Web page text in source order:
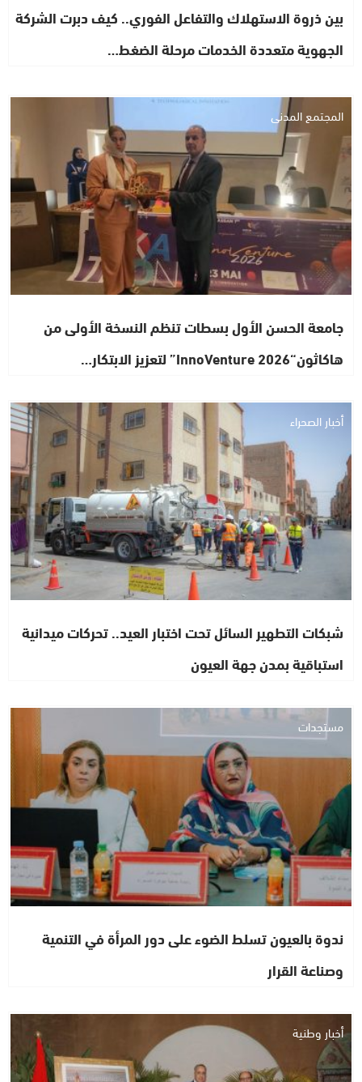
بين ذروة الاستهلاك والتفاعل الفوري.. كيف دبرت الشركة
الجهوية متعددة الخدمات مرحلة الضغط…
المجتمع المدني
جامعة الحسن الأول بسطات تنظم النسخة الأولى من
هاكاثون“InnoVenture 2026” لتعزيز الابتكار…
أخبار الصحراء
شبكات التطهير السائل تحت اختبار العيد.. تحركات ميدانية
استباقية بمدن جهة العيون
مستجدات
ندوة بالعيون تسلط الضوء على دور المرأة في التنمية
وصناعة القرار
أخبار وطنية